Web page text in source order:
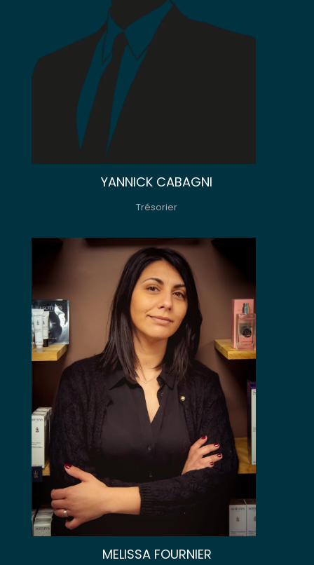
YANNICK CABAGNI
Trésorier
MELISSA FOURNIER